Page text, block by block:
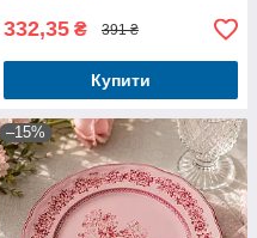
332,35 ₴ 391 ₴
Купити
–15%